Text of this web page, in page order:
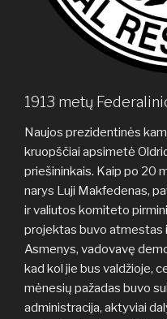
1913 metų
Naujos prezidentinės
kruopščiai apsimetė
priešininkais. Kaip po 20
narys Luji Makfedenas,
ir valiutos komiteto
projektas buvo atmestas
Asmenys, vadovavę
kad kol jie bus valdžioje,
mėnesių pažadas buvo
administracija, aktyviai